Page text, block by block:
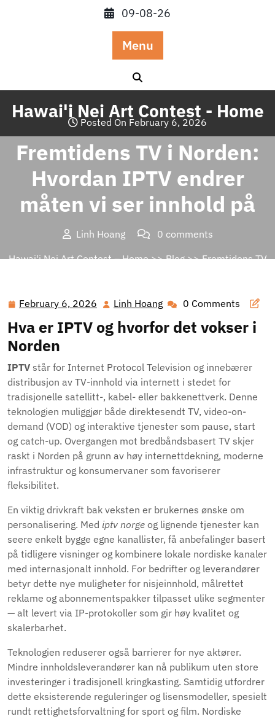
09-08-26
Menu
Hawai'i Nei Art Contest - Home
Posted On February 6, 2026
Fremtidens TV i Norden:
Hvordan IPTV endrer
måten vi ser innhold på
Linh Hoang
0 comments
Hawai'i Nei Art Contest – Home>>Blog>> Fremtidens TV
February 6, 2026 February
2026
Linh Hoang Linh
Hoang
0 Comments
Hva er IPTV og hvorfor det vokser i
Norden
IPTV står for Internet Protocol Television og innebærer
distribusjon av TV-innhold via internett i stedet for
tradisjonelle satellitt-, kabel- eller bakkenettverk. Denne
teknologien muliggjør både direktesendt TV, video-on-
demand (VOD) og interaktive tjenester som pause, start
og catch-up. Overgangen mot bredbåndsbasert TV skjer
raskt i Norden på grunn av høy internettdekning, moderne
infrastruktur og konsumervaner som favoriserer
fleksibilitet.
En viktig drivkraft bak veksten er brukernes ønske om
personalisering. Med iptv norge og lignende tjenester kan
seere enkelt bygge egne kanallister, få anbefalinger basert
på tidligere visninger og kombinere lokale nordiske kanaler
med internasjonalt innhold. For bedrifter og leverandører
betyr dette nye muligheter for nisjeinnhold, målrettet
reklame og abonnementspakker tilpasset ulike segmenter
— alt levert via IP-protokoller som gir høy kvalitet og
skalerbarhet.
Teknologien reduserer også barrierer for nye aktører.
Mindre innholdsleverandører kan nå publikum uten store
investeringer i tradisjonell kringkasting. Samtidig utfordrer
dette eksisterende reguleringer og lisensmodeller, spesielt
rundt rettighetsforvaltning for sport og film. Nordiske